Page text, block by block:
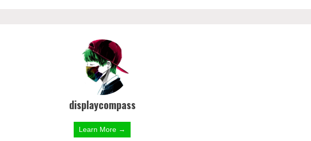
displaycompass
Learn More →